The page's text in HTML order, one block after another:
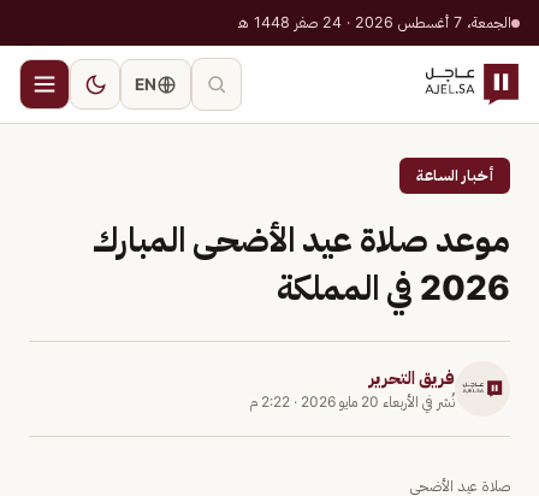
الجمعة، 7 أغسطس 2026 · 24 صفر 1448 هـ
EN
أخبار الساعة
موعد صلاة ‎عيد الأضحى المبارك
2026 في المملكة
فريق التحرير
نُشر في الأربعاء 20 مايو 2026 · 2:22 م
صلاة ‎عيد الأضحى